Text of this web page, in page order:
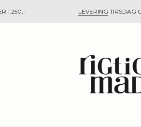
1.250,- LEVERING TIRSDAG